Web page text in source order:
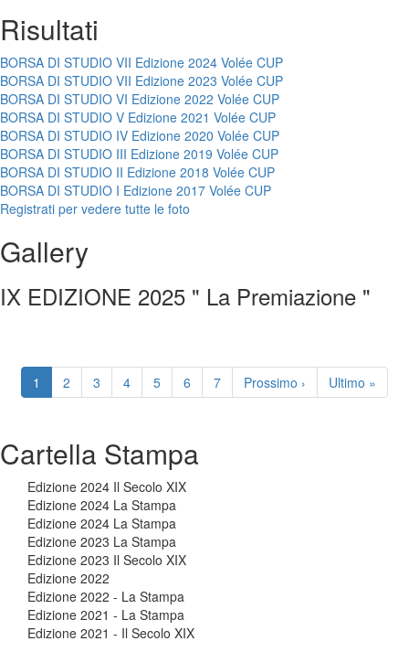
Risultati
BORSA DI STUDIO VII Edizione 2024 Volée CUP
BORSA DI STUDIO VII Edizione 2023 Volée CUP
BORSA DI STUDIO VI Edizione 2022 Volée CUP
BORSA DI STUDIO V Edizione 2021 Volée CUP
BORSA DI STUDIO IV Edizione 2020 Volée CUP
BORSA DI STUDIO III Edizione 2019 Volée CUP
BORSA DI STUDIO II Edizione 2018 Volée CUP
BORSA DI STUDIO I Edizione 2017 Volée CUP
Registrati per vedere tutte le foto
Gallery
IX EDIZIONE 2025 " La Premiazione "
Paginazione
Pagina
attuale
1 Page
2 Page
3 Page
4 Page
5 Page
6 Page
7
Pagina
successiva
Prossimo ›
Ultima
pagina
Ultimo »
Cartella Stampa
Edizione 2024 Il Secolo XIX
Edizione 2024 La Stampa
Edizione 2024 La Stampa
Edizione 2023 La Stampa
Edizione 2023 Il Secolo XIX
Edizione 2022
Edizione 2022 - La Stampa
Edizione 2021 - La Stampa
Edizione 2021 - Il Secolo XIX